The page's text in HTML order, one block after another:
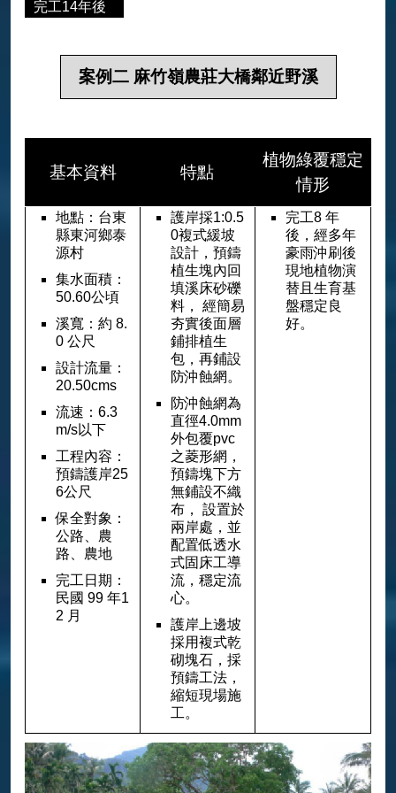
完工14年後
案例二 麻竹嶺農莊大橋鄰近野溪
基本資料 特點
植物綠覆穩定
情形
地點：台東
縣東河鄉泰
源村
集水面積：
50.60公頃
溪寬：約 8.
0 公尺
設計流量：
20.50cms
流速：6.3
m/s以下
工程內容：
預鑄護岸25
6公尺
保全對象：
公路、農
路、農地
完工日期：
民國 99 年1
2 月
護岸採1:0.5
0複式緩坡
設計，預鑄
植生塊內回
填溪床砂礫
料， 經簡易
夯實後面層
鋪排植生
包，再鋪設
防沖蝕網。
防沖蝕網為
直徑4.0mm
外包覆pvc
之菱形網，
預鑄塊下方
無鋪設不織
布， 設置於
兩岸處，並
配置低透水
式固床工導
流，穩定流
心。
護岸上邊坡
採用複式乾
砌塊石，採
預鑄工法，
縮短現場施
工。
完工8 年
後，經多年
豪雨沖刷後
現地植物演
替且生育基
盤穩定良
好。